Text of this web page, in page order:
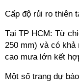
Cấp độ rủi ro thiên
Tại TP HCM: Từ
250 mm) và có khả
cao mưa lớn kết
Một số trang dự